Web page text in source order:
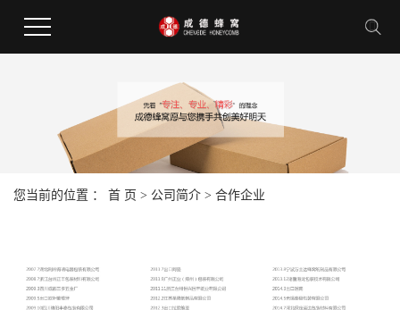
您当前的位置 ： 首 页 > 公司简介 > 合作企业